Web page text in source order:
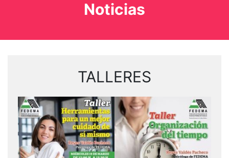
Noticias
TALLERES